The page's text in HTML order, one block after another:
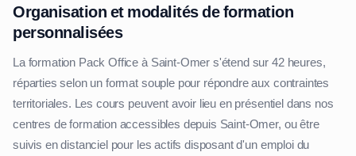
Organisation et modalités de formation
personnalisées
La formation Pack Office à Saint-Omer s'étend sur 42 heures,
réparties selon un format souple pour répondre aux contraintes
territoriales. Les cours peuvent avoir lieu en présentiel dans nos
centres de formation accessibles depuis Saint-Omer, ou être
suivis en distanciel pour les actifs disposant d'un emploi du